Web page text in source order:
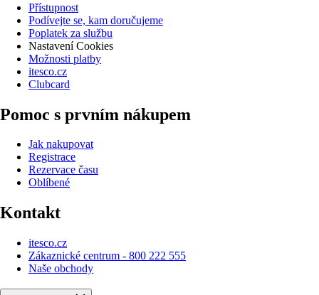
Přístupnost
Podívejte se, kam doručujeme
Poplatek za službu
Nastavení Cookies
Možnosti platby
itesco.cz
Clubcard
Pomoc s prvním nákupem
Jak nakupovat
Registrace
Rezervace času
Oblíbené
Kontakt
itesco.cz
Zákaznické centrum - 800 222 555
Naše obchody